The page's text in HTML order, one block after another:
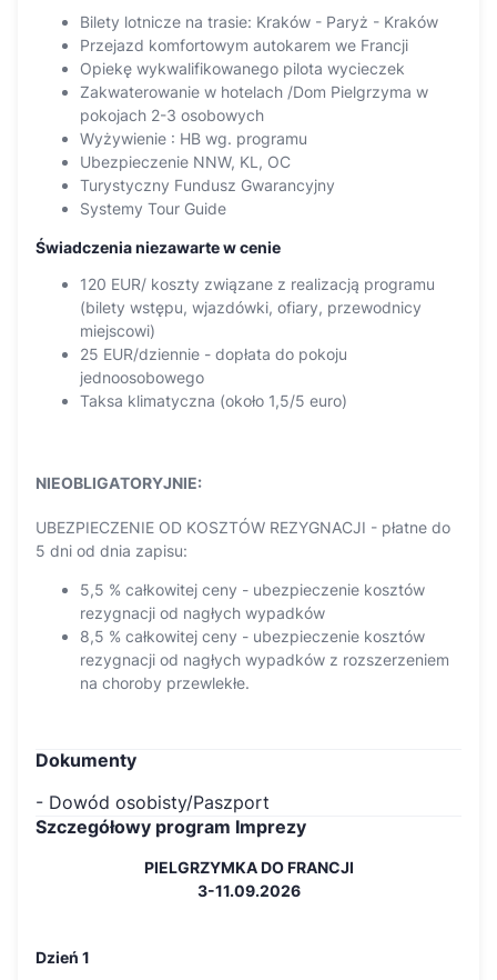
Bilety lotnicze na trasie: Kraków - Paryż - Kraków
Przejazd komfortowym autokarem we Francji
Opiekę wykwalifikowanego pilota wycieczek
Zakwaterowanie w hotelach /Dom Pielgrzyma w
pokojach 2-3 osobowych
Wyżywienie : HB wg. programu
Ubezpieczenie NNW, KL, OC
Turystyczny Fundusz Gwarancyjny
Systemy Tour Guide
Świadczenia niezawarte w cenie
120 EUR/ koszty związane z realizacją programu
(bilety wstępu, wjazdówki, ofiary, przewodnicy
miejscowi)
25 EUR/dziennie - dopłata do pokoju
jednoosobowego
Taksa klimatyczna (około 1,5/5 euro)
NIEOBLIGATORYJNIE:
UBEZPIECZENIE OD KOSZTÓW REZYGNACJI - płatne do
5 dni od dnia zapisu:
5,5 % całkowitej ceny - ubezpieczenie kosztów
rezygnacji od nagłych wypadków
8,5 % całkowitej ceny - ubezpieczenie kosztów
rezygnacji od nagłych wypadków z rozszerzeniem
na choroby przewlekłe.
Dokumenty
- Dowód osobisty/Paszport
Szczegółowy program Imprezy
PIELGRZYMKA DO FRANCJI
3-11.09.2026
Dzień 1